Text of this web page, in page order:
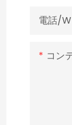
電話/
コン